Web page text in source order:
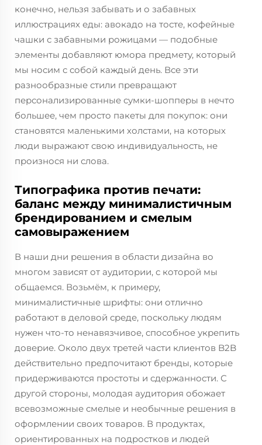
конечно, нельзя забывать и о забавных
иллюстрациях еды: авокадо на тосте, кофейные
чашки с забавными рожицами — подобные
элементы добавляют юмора предмету, который
мы носим с собой каждый день. Все эти
разнообразные стили превращают
персонализированные сумки-шопперы в нечто
большее, чем просто пакеты для покупок: они
становятся маленькими холстами, на которых
люди выражают свою индивидуальность, не
произнося ни слова.
Типографика против печати:
баланс между минималистичным
брендированием и смелым
самовыражением
В наши дни решения в области дизайна во
многом зависят от аудитории, с которой мы
общаемся. Возьмём, к примеру,
минималистичные шрифты: они отлично
работают в деловой среде, поскольку людям
нужен что-то ненавязчивое, способное укрепить
доверие. Около двух третей части клиентов B2B
действительно предпочитают бренды, которые
придерживаются простоты и сдержанности. С
другой стороны, молодая аудитория обожает
всевозможные смелые и необычные решения в
оформлении своих товаров. В продуктах,
ориентированных на подростков и людей